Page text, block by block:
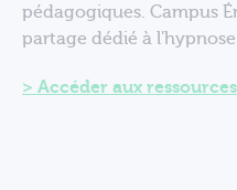
pédagogiques. Campus
partage dédié à
Accéder aux